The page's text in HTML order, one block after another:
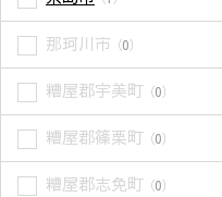
那珂川市 （0）
糟屋郡宇美町 （0）
糟屋郡篠栗町 （0）
糟屋郡志免町 （0）